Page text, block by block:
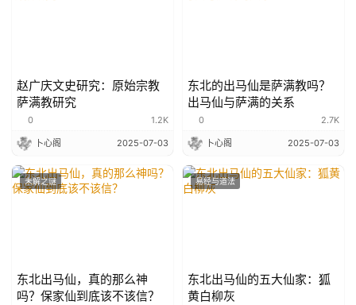
赵广庆文史研究：原始宗教
萨满教研究
0 1.2K
卜心阁 2025-07-03
东北的出马仙是萨满教吗？
出马仙与萨满的关系
0 2.7K
卜心阁 2025-07-03
未解之谜
东北出马仙，真的那么神
吗？保家仙到底该不该信？
易经与道法
东北出马仙的五大仙家：狐
黄白柳灰